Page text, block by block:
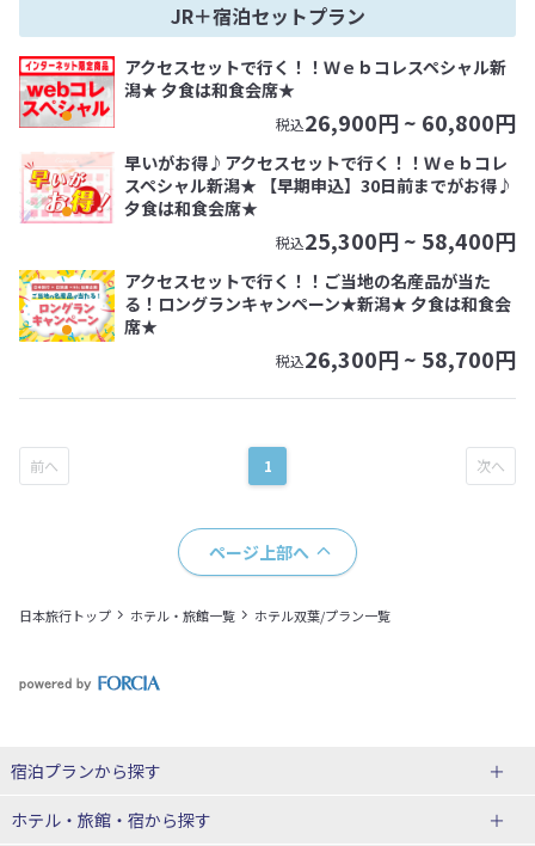
JR＋宿泊セットプラン
アクセスセットで行く！！Ｗｅｂコレスペシャル新
潟★ 夕食は和食会席★
税込26,900円 ~ 60,800円
早いがお得♪アクセスセットで行く！！Ｗｅｂコレ
スペシャル新潟★ 【早期申込】30日前までがお得♪
夕食は和食会席★
税込25,300円 ~ 58,400円
アクセスセットで行く！！ご当地の名産品が当た
る！ロングランキャンペーン★新潟★ 夕食は和食会
席★
税込26,300円 ~ 58,700円
1
ページ上部へ
日本旅行トップ ホテル・旅館一覧 ホテル双葉/プラン一覧
宿泊プランから探す
北海道
ホテル・旅館・宿から探す